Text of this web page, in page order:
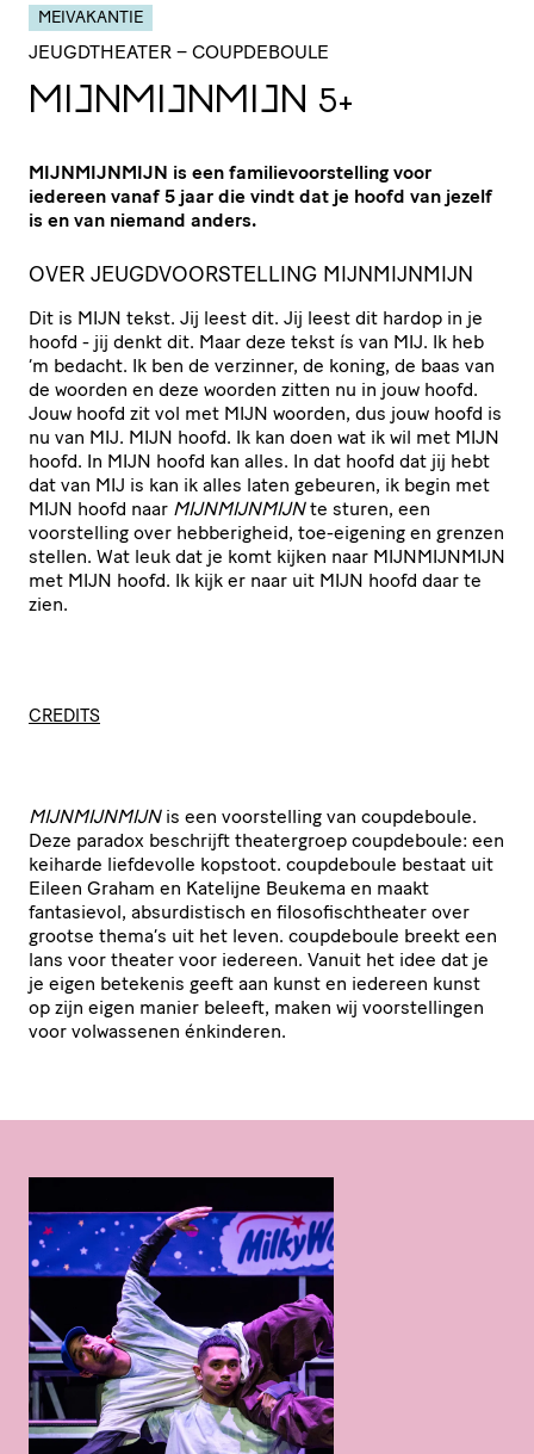
MEIVAKANTIE
JEUGDTHEATER – COUPDEBOULE
MIJN­MIJN­MIJN 5+
MIJNMIJNMIJN is een familievoorstelling voor
iedereen vanaf 5 jaar die vindt dat je hoofd van jezelf
is en van niemand anders.
OVER JEUGDVOORSTELLING MIJNMIJNMIJN
Dit is MIJN tekst. Jij leest dit. Jij leest dit hardop in je
hoofd - jij denkt dit. Maar deze tekst ís van MIJ. Ik heb
‘m bedacht. Ik ben de verzinner, de koning, de baas van
de woorden en deze woorden zitten nu in jouw hoofd.
Jouw hoofd zit vol met MIJN woorden, dus jouw hoofd is
nu van MIJ. MIJN hoofd. Ik kan doen wat ik wil met MIJN
hoofd. In MIJN hoofd kan alles. In dat hoofd dat jij hebt
dat van MIJ is kan ik alles laten gebeuren, ik begin met
MIJN hoofd naar MIJNMIJNMIJNte sturen, een
voorstelling over hebberigheid, toe-eigening en grenzen
stellen. Wat leuk dat je komt kijken naar MIJNMIJNMIJN
met MIJN hoofd. Ik kijk er naar uit MIJN hoofd daar te
zien.
CREDITS
MIJN­MIJN­MIJNis een voor­stel­ling van coupdeboule.
Deze paradox beschrijft thea­ter­groep coupdeboule: een
keiharde liefdevolle kopstoot. coupdeboule bestaat uit
Eileen Graham en Katelijne Beukema en maakt
fantasievol, absur­dis­tisch en filo­so­fisch­t­he­ater over
grootse thema’s uit het leven. coupdeboule breekt een
lans voor theater voor iedereen. Vanuit het idee dat je
je eigen betekenis geeft aan kunst en iedereen kunst
op zijn eigen manier beleeft, maken wij voor­stel­lingen
voor volwassenen énkinderen.